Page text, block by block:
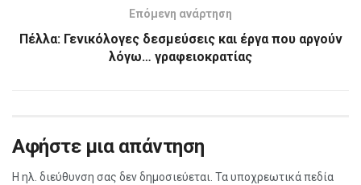
Επόμενη ανάρτηση
Πέλλα: Γενικόλογες δεσμεύσεις και έργα που αργούν
λόγω… γραφειοκρατίας
Αφήστε μια απάντηση
Η ηλ. διεύθυνση σας δεν δημοσιεύεται. Τα υποχρεωτικά πεδία